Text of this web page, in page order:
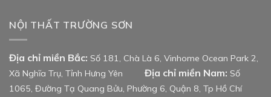
NỘI THẤT TRƯỜNG SƠN
Địa chỉ miền Bắc: Số 181, Chà Là 6, Vinhome Ocean Park 2,
Xã Nghĩa Trụ, Tỉnh Hưng Yên
Địa chỉ miền Nam: Số
1065, Đường Tạ Quang Bửu, Phường 6, Quận 8, Tp Hồ Chí